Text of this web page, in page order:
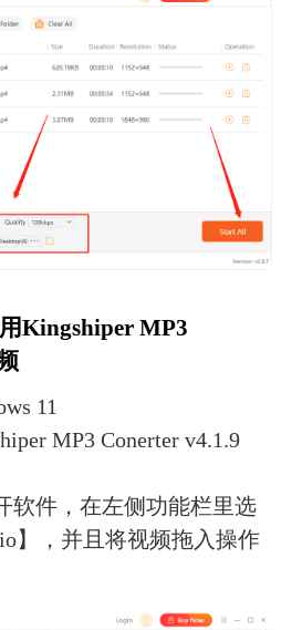
Kingshiper MP3
11
MP3 Conerter v4.1.9
软件，在左侧功能栏里选
】，并且将视频拖入操作